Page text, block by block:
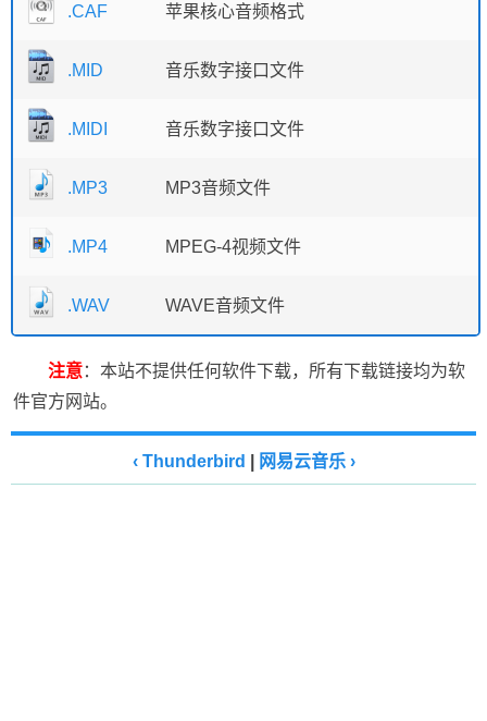
.CAF 苹果核心音频格式
.MID 音乐数字接口文件
.MIDI 音乐数字接口文件
.MP3 MP3音频文件
.MP4 MPEG-4视频文件
.WAV WAVE音频文件
注意：本站不提供任何软件下载，所有下载链接均为软
件官方网站。
‹ Thunderbird 网易云音乐 ›